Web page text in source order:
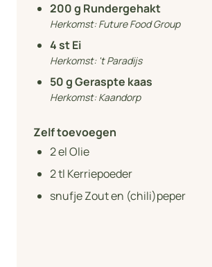
200g Rundergehakt
Herkomst:Future Food Group
4st Ei
Herkomst: 't Paradijs
50g Geraspte kaas
Herkomst:Kaandorp
Zelf toevoegen
2el Olie
2tl Kerriepoeder
snufje Zout en (chili)peper